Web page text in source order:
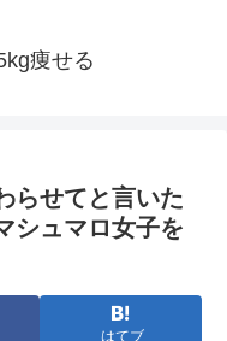
痩せる
らせてと言いた
シュマロ女子を
はてブ